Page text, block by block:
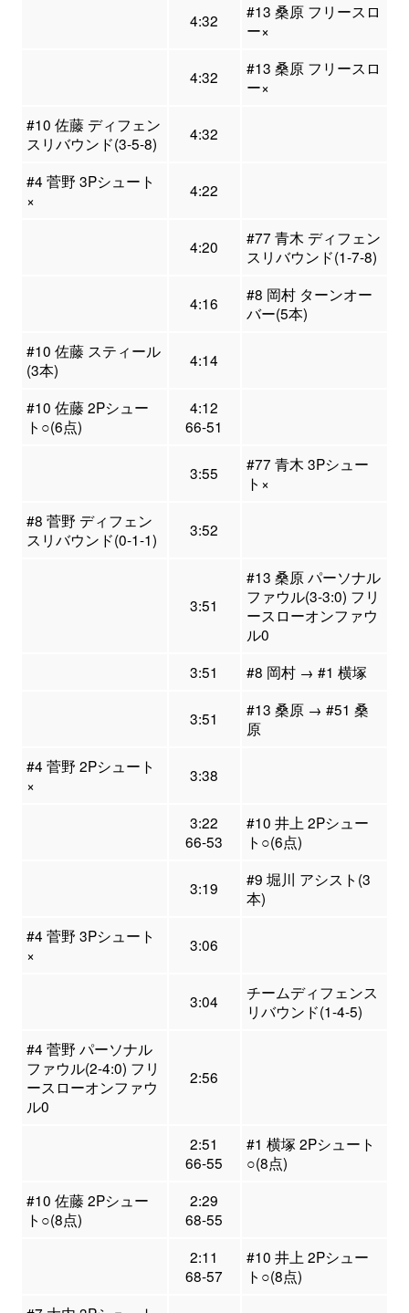
4:32
#13 桑原 フリースロ
ー×
4:32
#13 桑原 フリースロ
ー×
#10 佐藤 ディフェン
スリバウンド(3-5-8)
4:32
#4 菅野 3Pシュート
×
4:22
4:20
#77 青木 ディフェン
スリバウンド(1-7-8)
4:16
#8 岡村 ターンオー
バー(5本)
#10 佐藤 スティール
(3本)
4:14
#10 佐藤 2Pシュー
ト○(6点)
4:12
66-51
3:55
#77 青木 3Pシュー
ト×
#8 菅野 ディフェン
スリバウンド(0-1-1)
3:52
3:51
#13 桑原 パーソナル
ファウル(3-3:0) フリ
ースローオンファウ
ル0
3:51
#8 岡村 → #1 横塚
3:51
#13 桑原 → #51 桑
原
#4 菅野 2Pシュート
×
3:38
3:22
66-53
#10 井上 2Pシュー
ト○(6点)
3:19
#9 堀川 アシスト(3
本)
#4 菅野 3Pシュート
×
3:06
3:04
チームディフェンス
リバウンド(1-4-5)
#4 菅野 パーソナル
ファウル(2-4:0) フリ
ースローオンファウ
ル0
2:56
2:51
66-55
#1 横塚 2Pシュート
○(8点)
#10 佐藤 2Pシュー
ト○(8点)
2:29
68-55
2:11
68-57
#10 井上 2Pシュー
ト○(8点)